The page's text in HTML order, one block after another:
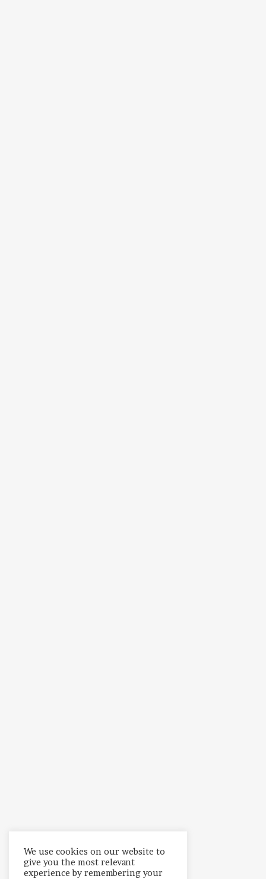
We use cookies on our website to
give you the most relevant
experience by remembering your